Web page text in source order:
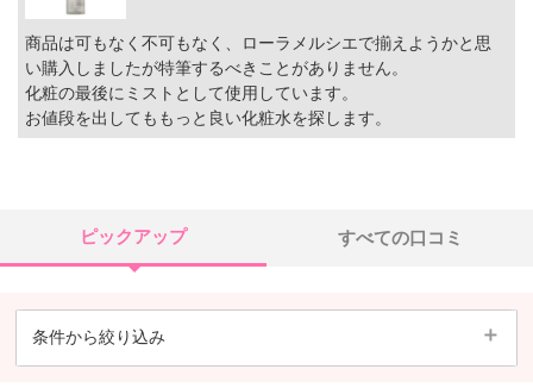
商品は可もなく不可もなく、ローラメルシエで揃えようかと思
い購入しましたが特筆するべきことがありません。
化粧の最後にミストとして使用しています。
お値段を出してももっと良い化粧水を探します。
ピックアップ すべての口コミ
条件から絞り込み